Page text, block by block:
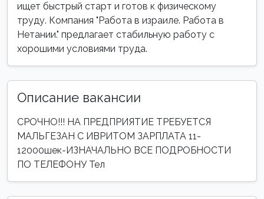
ищет быстрый старт и готов к физическому
труду. Компания "Работа в израиле. Работа в
Нетании." предлагает стабильную работу с
хорошими условиями труда.
Описание вакансии
СРОЧНО!!! НА ПРЕДПРИЯТИЕ ТРЕБУЕТСЯ
МАЛЬГЕЗАН С ИВРИТОМ ЗАРПЛАТА 11-
12000шек-ИЗНАЧАЛЬНО ВСЕ ПОДРОБНОСТИ
ПО ТЕЛЕФОНУ Тел